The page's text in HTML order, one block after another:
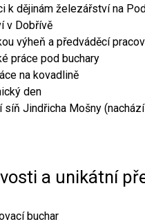
k dějinám železářství na
v Dobřívě
výheň a předváděcí
práce pod buchary
na kovadlině
den
síň Jindřicha Mošny
a unikátní
buchar